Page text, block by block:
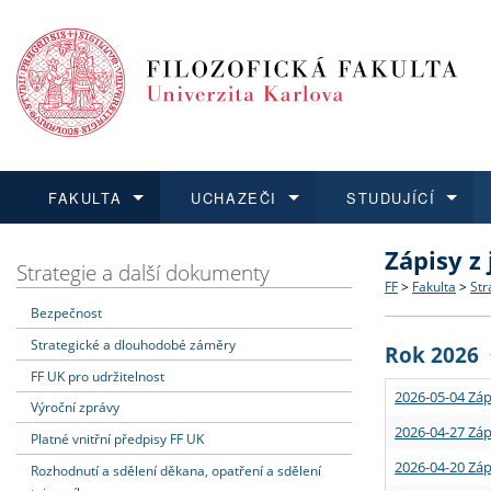
FAKULTA
Dozvědět se více
Struktura
Strategie
Podpora
UCHAZEČI
Podat přihlášku
Co
Učitelské
STUDUJÍCÍ
Dozvědět se více
Rigorózní
Dozvědět se více
O vědě a
Granty a
Dozvědět se více
Aktuální
Strategie a další dokumenty
Bezpečnost
Strategické a dlouhodobé záměry
FF UK pro udržitelnost
Výroční zprávy
Platné vnitřní předpisy FF UK
Rozhodnutí a sdělení děkana, opatření a sdělení
Zápisy
FF > Fakulta >
Rok 2026
2026-05-04
2026-04-27
2026-04-20